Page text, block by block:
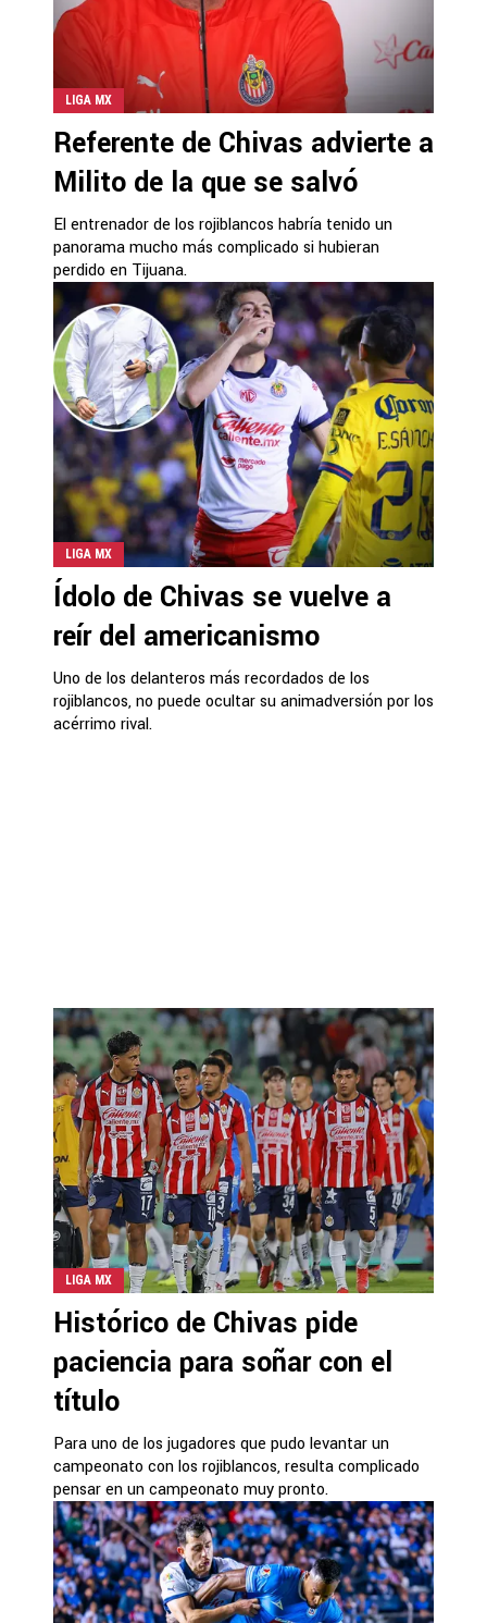
LIGA MX
Referente de Chivas advierte a
Milito de la que se salvó
El entrenador de los rojiblancos habría tenido un
panorama mucho más complicado si hubieran
perdido en Tijuana.
LIGA MX
Ídolo de Chivas se vuelve a
reír del americanismo
Uno de los delanteros más recordados de los
rojiblancos, no puede ocultar su animadversión por los
acérrimo rival.
LIGA MX
Histórico de Chivas pide
paciencia para soñar con el
título
Para uno de los jugadores que pudo levantar un
campeonato con los rojiblancos, resulta complicado
pensar en un campeonato muy pronto.